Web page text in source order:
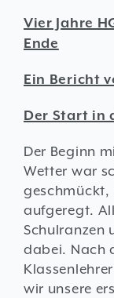
Vier Jahre
Ende
Ein Bericht
Der Start in
Der Beginn
Wetter war
geschmückt,
aufgeregt.
Schulranzen
dabei. Nach
wir unsere